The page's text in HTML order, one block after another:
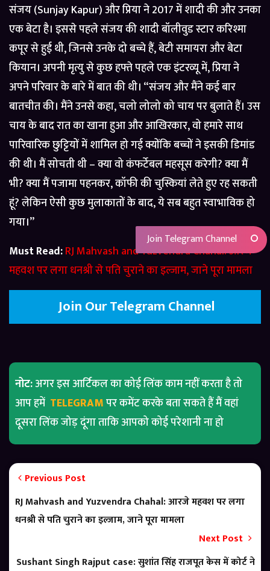
संजय (Sunjay Kapur) और प्रिया ने 2017 में शादी की और उनका
एक बेटा है। इससे पहले संजय की शादी बॉलीवुड स्टार करिश्मा
कपूर से हुई थी, जिनसे उनके दो बच्चे हैं, बेटी समायरा और बेटा
कियान। अपनी मृत्यु से कुछ हफ्ते पहले एक इंटरव्यू में, प्रिया ने
अपने परिवार के बारे में बात की थी। “संजय और मैंने कई बार
बातचीत की। मैंने उनसे कहा, चलो लोलो को चाय पर बुलाते हैं। उस
चाय के बाद रात का खाना हुआ और आखिरकार, वो हमारे साथ
पारिवारिक छुट्टियों में शामिल हो गई क्योंकि बच्चों ने इसकी डिमांड
की थी। मैं सोचती थी – क्या वो कंफर्टेबल महसूस करेगी? क्या मैं
भी? क्या मैं पजामा पहनकर, कॉफी की चुस्कियां लेते हुए रह सकती
हूं? लेकिन ऐसी कुछ मुलाकातों के बाद, ये सब बहुत स्वाभाविक हो
गया।”
Must Read:RJ Mahvash and Yuzvendra Chahal: आरजे
महवश पर लगा धनश्री से पति चुराने का इल्जाम, जाने पूरा मामला
Join Our Telegram Channel
नोट:अगर इस आर्टिकल का कोई लिंक काम नहीं करता है तो
आप हमें TELEGRAMपर कमेंट करके बता सकते हैं मैं वहां
दूसरा लिंक जोड़ दूंगा ताकि आपको कोई परेशानी ना हो
Previous Post
RJ Mahvash and Yuzvendra Chahal: आरजे महवश पर लगा
धनश्री से पति चुराने का इल्जाम, जाने पूरा मामला
Next Post
Sushant Singh Rajput case: सुशांत सिंह राजपूत केस में कोर्ट ने
Join Telegram Channel